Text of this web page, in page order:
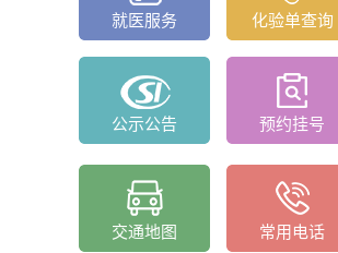
就医服务 化验单查询
公示公告 预约挂号
交通地图 常用电话